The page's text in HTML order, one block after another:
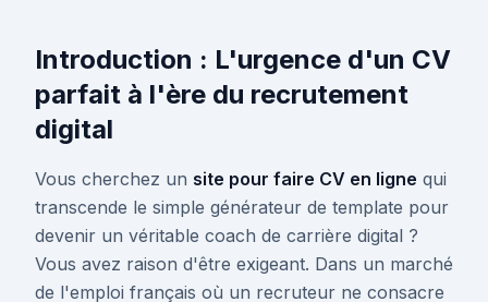
Introduction : L'urgence d'un CV
parfait à l'ère du recrutement
digital
Vous cherchez un site pour faire CV en ligne qui
transcende le simple générateur de template pour
devenir un véritable coach de carrière digital ?
Vous avez raison d'être exigeant. Dans un marché
de l'emploi français où un recruteur ne consacre